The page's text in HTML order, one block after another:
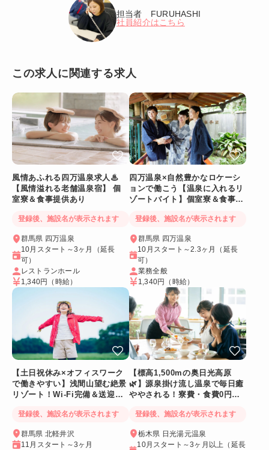
担当者 FURUHASHI
社員紹介はこちら
この求人に関連する求人
風情あふれる四万温泉求人♨
【風情溢れる老舗温泉宿】 個
室寮＆食事提供あり
登録後、施設名が表示されます
群馬県 四万温泉
10月スタート～3ヶ月（延長
可）
レストランホール
1,340円
（時給）
四万温泉×自然豊かなロケーシ
ョンで働こう【温泉に入れるリ
ゾートバイト】個室寮＆食事提
登録後、施設名が表示されます
群馬県 四万温泉
10月スタート～2.3ヶ月（延長
可）
業務全般
1,340円
（時給）
【土日祝休み×オフィスワーク
で働きやすい】浅間山望む絶景
リゾート！Wi-Fi完備＆送迎バ
登録後、施設名が表示されます
群馬県 北軽井沢
11月スタート～3ヶ月
【標高1,500mの奥日光高原
🌿】源泉掛け流し温泉で毎日癒
ややされる！寮費・食費0円！
登録後、施設名が表示されます
栃木県 日光湯元温泉
10月スタート～3ヶ月以上（延長